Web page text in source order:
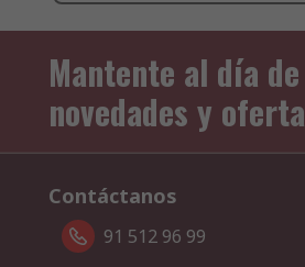
Mantente al día
novedades y
Contáctanos
91 512 96 99